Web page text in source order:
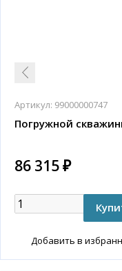
Артикул: 99000000747
Погружной
86 315 ₽
Добавить в